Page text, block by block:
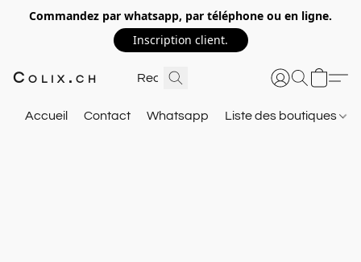
Commandez par whatsapp, par téléphone ou en ligne.
Inscription client.
Colix.ch
Accueil Contact Whatsapp Liste des boutiques